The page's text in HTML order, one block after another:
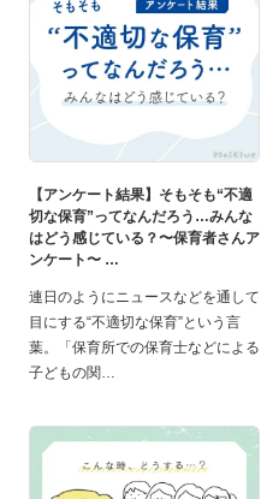
【アンケート結果】そもそも“不適
切な保育”ってなんだろう…みんな
はどう感じている？〜保育者さんア
ンケート〜
連日のようにニュースなどを通して
目にする“不適切な保育”という言
葉。「保育所での保育士などによる
子どもの関